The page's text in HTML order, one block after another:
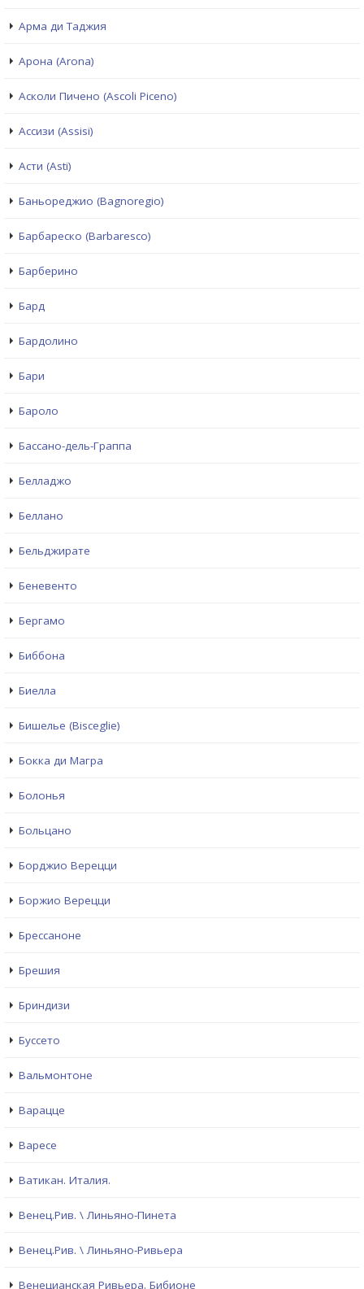
Арма ди Таджия
Арона (Arona)
Асколи Пичено (Ascoli Piceno)
Ассизи (Assisi)
Асти (Asti)
Баньореджио (Bagnoregio)
Барбареско (Barbaresco)
Барберино
Бард
Бардолино
Бари
Бароло
Бассано-дель-Граппа
Белладжо
Беллано
Бельджирате
Беневенто
Бергамо
Биббона
Биелла
Бишелье (Bisceglie)
Бокка ди Магра
Болонья
Больцано
Борджио Верецци
Боржио Верецци
Брессаноне
Брешия
Бриндизи
Буссето
Вальмонтоне
Варацце
Варесе
Ватикан. Италия.
Венец.Рив. \ Линьяно-Пинета
Венец.Рив. \ Линьяно-Ривьера
Венецианская Ривьера. Бибионе